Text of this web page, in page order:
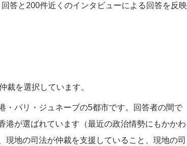
答と 200件近くのインタビューによる回答を反映
裁を選択しています。
・パリ・ジュネーブの5都市です。回答者の間で
港が選ばれています（最近の政治情勢にもかかわ
地の司法が仲裁を支援していること、現地の司